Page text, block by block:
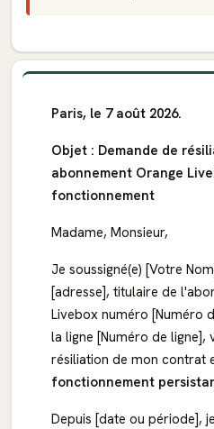
Paris, le 7 août 2026.
Objet : Demande de
abonnement Orange
fonctionnement
Madame, Monsieur,
Je soussigné(e) [Votre
[adresse], titulaire de
Livebox numéro [Numéro
la ligne [Numéro de ligne],
résiliation de mon contrat
fonctionnement
Depuis [date ou période],